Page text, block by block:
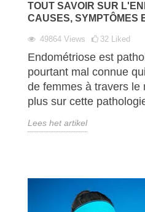
TOUT SAVOIR SUR
CAUSES, SYMPTÔMES
49864 Views 32 Liked
Endométriose est
pourtant mal connue
de femmes à travers le
plus sur cette
Lees het artikel